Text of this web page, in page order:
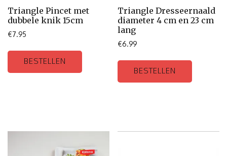
Triangle Pincet met
dubbele knik 15cm
€7.95
BESTELLEN
Triangle Dresseernaald
diameter 4 cm en 23 cm
lang
€6.99
BESTELLEN